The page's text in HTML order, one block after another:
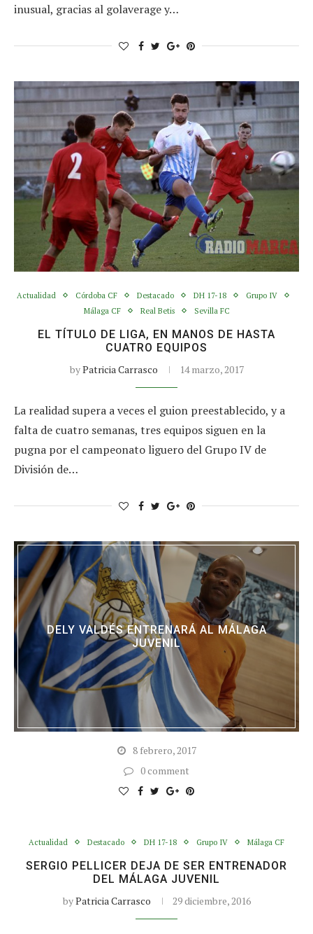
inusual, gracias al golaverage y…
Actualidad Córdoba CF Destacado DH 17-18
Grupo IV
Málaga CF
Real Betis Sevilla FC
EL TÍTULO DE LIGA, EN MANOS DE HASTA
CUATRO EQUIPOS
byPatricia Carrasco 14 marzo, 2017
La realidad supera a veces el guion preestablecido, y a
falta de cuatro semanas, tres equipos siguen en la
pugna por el campeonato liguero del Grupo IV de
División de…
DELY VALDÉS ENTRENARÁ AL MÁLAGA
JUVENIL
8 febrero, 2017
0 comment
Actualidad Destacado DH 17-18 Grupo IV Málaga CF
SERGIO PELLICER DEJA DE SER ENTRENADOR
DEL MÁLAGA JUVENIL
byPatricia Carrasco 29 diciembre, 2016